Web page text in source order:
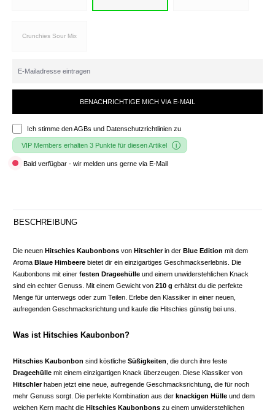
Crunchies Sour Mix
BENACHRICHTIGE MICH VIA E-MAIL
Ich stimme denAGBs und Datenschutzrichtlinien zu
VIP Members erhalten 3 Punkte für diesen Artikel
Bald verfügbar - wir melden uns gerne via E-Mail
BESCHREIBUNG
Die neuen Hitschies Kaubonbons von Hitschlerin der Blue Edition mit dem
Aroma Blaue Himbeere bietet dir ein einzigartiges Geschmackserlebnis. Die
Kaubonbons mit einer festen Drageehülle und einem unwiderstehlichen Knack
sind ein echter Genuss. Mit einem Gewicht von 210 g erhältst du die perfekte
Menge für unterwegs oder zum Teilen. Erlebe den Klassiker in einer neuen,
aufregenden Geschmacksrichtung und kaufe die Hitschies günstig bei uns.
Was ist Hitschies Kaubonbon?
Hitschies Kaubonbon sind köstliche Süßigkeiten , die durch ihre feste
Drageehülle mit einem einzigartigen Knack überzeugen. Diese Klassiker von
Hitschlerhaben jetzt eine neue, aufregende Geschmacksrichtung, die für noch
mehr Genuss sorgt. Die perfekte Kombination aus der knackigen Hülle und dem
weichen Kern macht die Hitschies Kaubonbons zu einem unwiderstehlichen